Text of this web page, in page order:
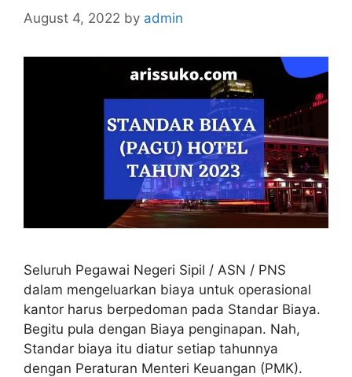
August 4, 2022 by admin
Seluruh Pegawai Negeri Sipil / ASN / PNS
dalam mengeluarkan biaya untuk operasional
kantor harus berpedoman pada Standar Biaya.
Begitu pula dengan Biaya penginapan. Nah,
Standar biaya itu diatur setiap tahunnya
dengan Peraturan Menteri Keuangan (PMK).